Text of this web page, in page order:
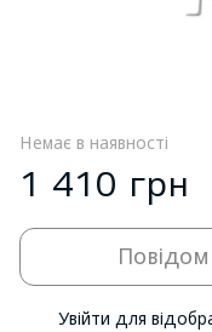
Немає в наявності
1 410 грн
Увійти для